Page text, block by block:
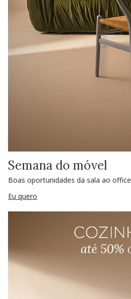
Semana do móvel
Boas oportunidades da sala ao office
Eu quero